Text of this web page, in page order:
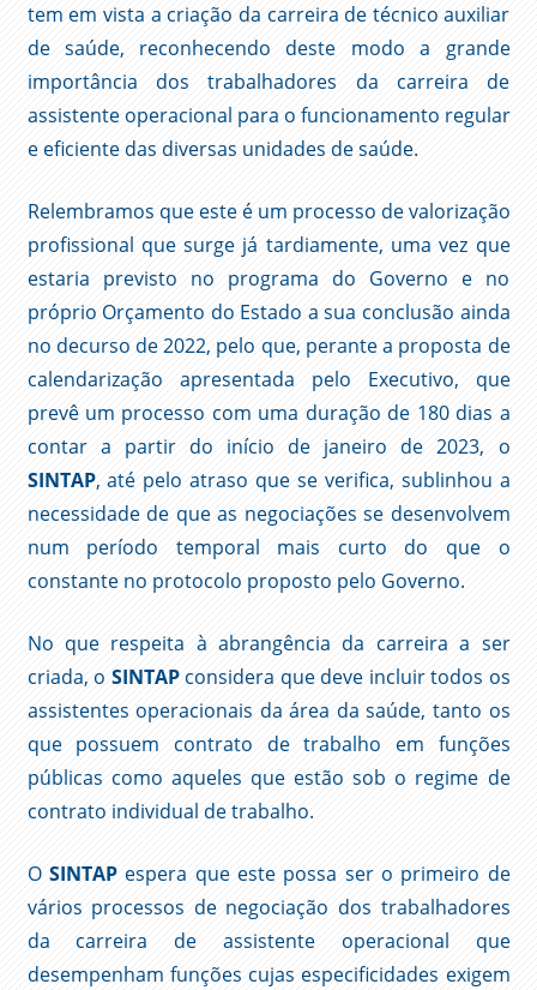
tem em vista a criação da carreira de técnico auxiliar
de saúde, reconhecendo deste modo a grande
importância dos trabalhadores da carreira de
assistente operacional para o funcionamento regular
e eficiente das diversas unidades de saúde.
Relembramos que este é um processo de valorização
profissional que surge já tardiamente, uma vez que
estaria previsto no programa do Governo e no
próprio Orçamento do Estado a sua conclusão ainda
no decurso de 2022, pelo que, perante a proposta de
calendarização apresentada pelo Executivo, que
prevê um processo com uma duração de 180 dias a
contar a partir do início de janeiro de 2023, o
SINTAP, até pelo atraso que se verifica, sublinhou a
necessidade de que as negociações se desenvolvem
num período temporal mais curto do que o
constante no protocolo proposto pelo Governo.
No que respeita à abrangência da carreira a ser
criada, o SINTAPconsidera que deve incluir todos os
assistentes operacionais da área da saúde, tanto os
que possuem contrato de trabalho em funções
públicas como aqueles que estão sob o regime de
contrato individual de trabalho.
O SINTAPespera que este possa ser o primeiro de
vários processos de negociação dos trabalhadores
da carreira de assistente operacional que
desempenham funções cujas especificidades exigem